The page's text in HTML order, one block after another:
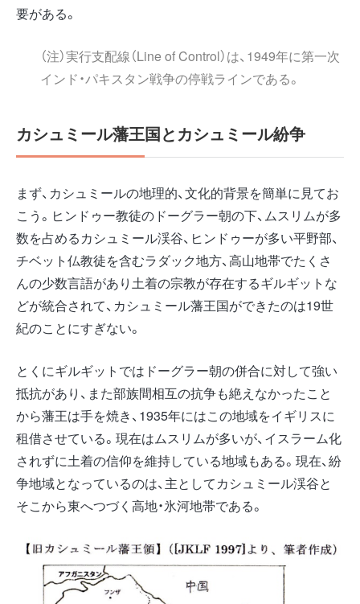
要がある。
（注）実行支配線（Line of Control）は、1949年に第一次
インド・パキスタン戦争の停戦ラインである。
カシュミール藩王国とカシュミール紛争
まず、カシュミールの地理的、文化的背景を簡単に見てお
こう。ヒンドゥー教徒のドーグラー朝の下、ムスリムが多
数を占めるカシュミール渓谷、ヒンドゥーが多い平野部、
チベット仏教徒を含むラダック地方、高山地帯でたくさ
んの少数言語があり土着の宗教が存在するギルギットな
どが統合されて、カシュミール藩王国ができたのは19世
紀のことにすぎない。
とくにギルギットではドーグラー朝の併合に対して強い
抵抗があり、また部族間相互の抗争も絶えなかったこと
から藩王は手を焼き、1935年にはこの地域をイギリスに
租借させている。現在はムスリムが多いが、イスラーム化
されずに土着の信仰を維持している地域もある。現在、紛
争地域となっているのは、主としてカシュミール渓谷と
そこから東へつづく高地・氷河地帯である。